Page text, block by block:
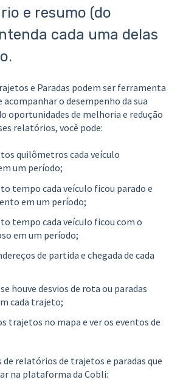
e resumo (do
cada uma delas
e Paradas podem ser ferramenta
o desempenho da sua
oportunidades de melhoria e redução
relatórios, você pode:
quilômetros cada veículo
um período;
tempo cada veículo ficou parado e
em um período;
tempo cada veículo ficou com o
em um período;
de partida e chegada de cada
houve desvios de rota ou paradas
cada trajeto;
trajetos no mapa e ver os eventos de
relatórios de trajetos e paradas que
na plataforma da Cobli: